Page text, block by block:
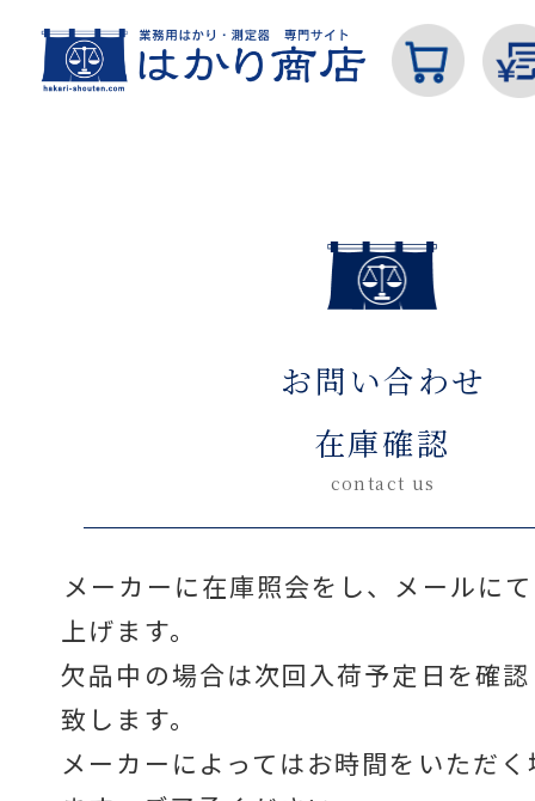
カテゴリから探す
分銅
温度計・湿度計
タイマー
ホーム お問い合わせ在庫確認(入力ページ)
お問い合わせ
在庫確認
contact us
メーカーに在庫照会をし、メールに
上げます。
欠品中の場合は次回入荷予定日を確
致します。
メーカーによってはお時間をいただ